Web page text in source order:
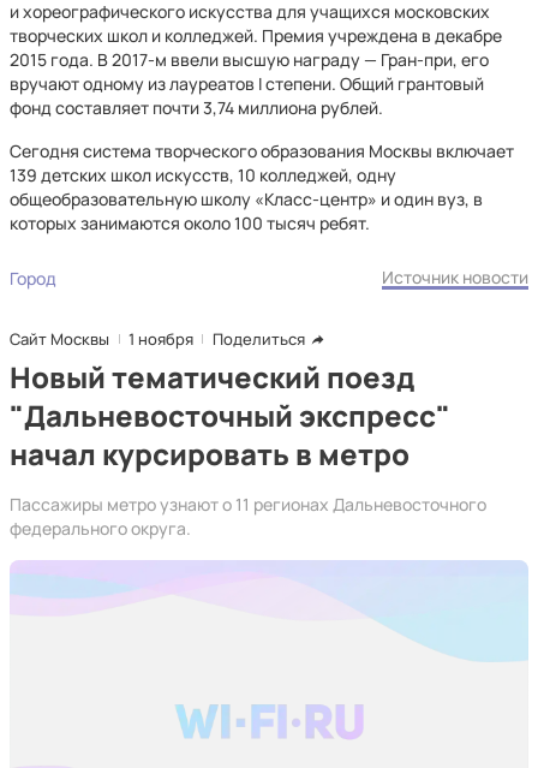
и хореографического искусства для учащихся московских
творческих школ и колледжей. Премия учреждена в декабре
2015 года. В 2017-м ввели высшую награду — Гран-при, его
вручают одному из лауреатов I степени. Общий грантовый
фонд составляет почти 3,74 миллиона рублей.
Сегодня система творческого образования Москвы включает
139 детских школ искусств, 10 колледжей, одну
общеобразовательную школу «Класс-центр» и один вуз, в
которых занимаются около 100 тысяч ребят.
Город Источник новости
Сайт Москвы 1 ноября Поделиться
Новый тематический поезд
"Дальневосточный экспресс"
начал курсировать в метро
Пассажиры метро узнают о 11 регионах Дальневосточного
федерального округа.